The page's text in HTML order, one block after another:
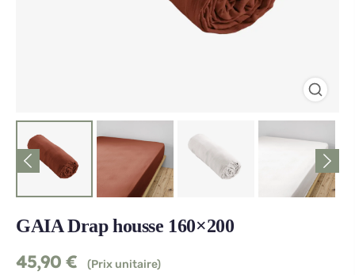
GAIA Drap housse 160×200
45,90 € (Prix unitaire)